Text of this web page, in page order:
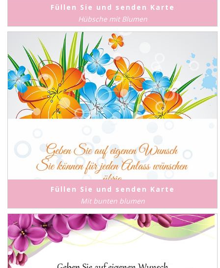
Füllen Sie und senden Karte
Hübsche mit Blumen
Füllen Sie und senden Karte
Mit bunten blumen